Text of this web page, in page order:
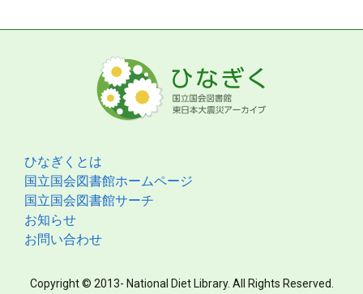
ひなぎくとは
国立国会図書館ホームページ
国立国会図書館サーチ
お知らせ
お問い合わせ
Copyright © 2013- National Diet Library. All Rights Reserved.